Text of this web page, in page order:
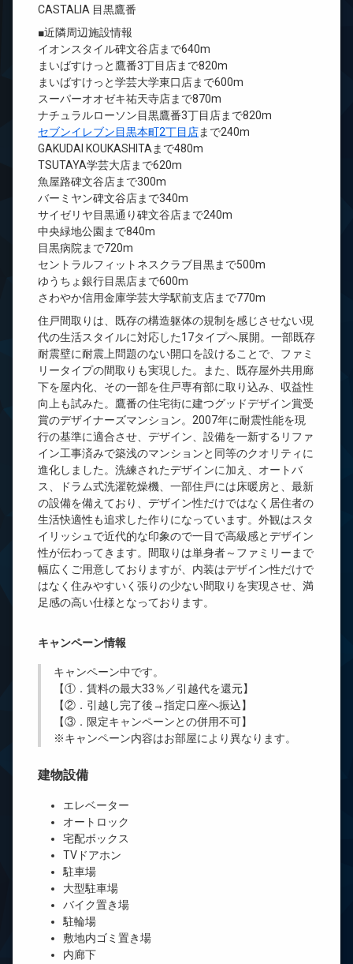
CASTALIA 目黒鷹番
■近隣周辺施設情報
イオンスタイル碑文谷店まで640m
まいばすけっと鷹番3丁目店まで820m
まいばすけっと学芸大学東口店まで600m
スーパーオオゼキ祐天寺店まで870m
ナチュラルローソン目黒鷹番3丁目店まで820m
セブンイレブン目黒本町2丁目店まで240m
GAKUDAI KOUKASHITAまで480m
TSUTAYA学芸大店まで620m
魚屋路碑文谷店まで300m
バーミヤン碑文谷店まで340m
サイゼリヤ目黒通り碑文谷店まで240m
中央緑地公園まで840m
目黒病院まで720m
セントラルフィットネスクラブ目黒まで500m
ゆうちょ銀行目黒店まで600m
さわやか信用金庫学芸大学駅前支店まで770m
住戸間取りは、既存の構造躯体の規制を感じさせない現
代の生活スタイルに対応した17タイプへ展開。一部既存
耐震壁に耐震上問題のない開口を設けることで、ファミ
リータイプの間取りも実現した。また、既存屋外共用廊
下を屋内化、その一部を住戸専有部に取り込み、収益性
向上も試みた。鷹番の住宅街に建つグッドデザイン賞受
賞のデザイナーズマンション。2007年に耐震性能を現
行の基準に適合させ、デザイン、設備を一新するリファ
イン工事済みで築浅のマンションと同等のクオリティに
進化しました。洗練されたデザインに加え、オートバ
ス、ドラム式洗濯乾燥機、一部住戸には床暖房と、最新
の設備を備えており、デザイン性だけではなく居住者の
生活快適性も追求した作りになっています。外観はスタ
イリッシュで近代的な印象ので一目で高級感とデザイン
性が伝わってきます。間取りは単身者～ファミリーまで
幅広くご用意しておりますが、内装はデザイン性だけで
はなく住みやすいく張りの少ない間取りを実現させ、満
足感の高い仕様となっております。
キャンペーン情報
キャンペーン中です。
【①．賃料の最大33％／引越代を還元】
【②．引越し完了後→指定口座へ振込】
【③．限定キャンペーンとの併用不可】
※キャンペーン内容はお部屋により異なります。
建物設備
エレベーター
オートロック
宅配ボックス
TVドアホン
駐車場
大型駐車場
バイク置き場
駐輪場
敷地内ゴミ置き場
内廊下